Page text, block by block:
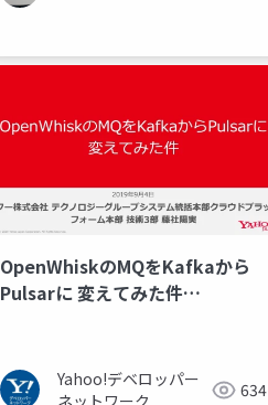
OpenWhiskのMQをKafkaから
Pulsarに 変えてみた件
Yahoo!デベロッパー
634